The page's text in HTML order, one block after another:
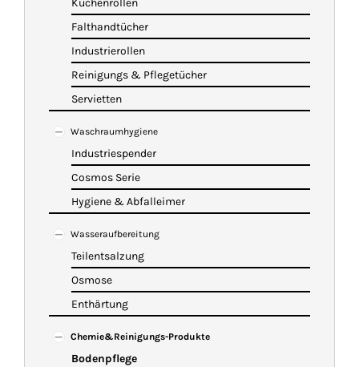
Küchenrollen
Falthandtücher
Industrierollen
Reinigungs & Pflegetücher
Servietten
Waschraumhygiene
Industriespender
Cosmos Serie
Hygiene & Abfalleimer
Wasseraufbereitung
Teilentsalzung
Osmose
Enthärtung
Chemie&Reinigungs-Produkte
Bodenpflege